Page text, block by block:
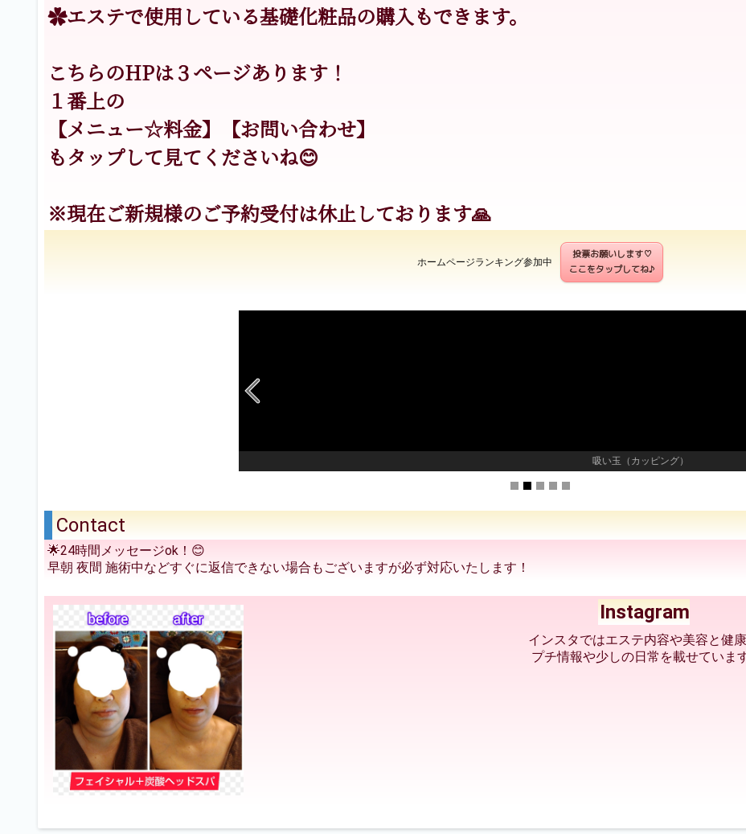
✿エステで使用している基礎化粧品の購入もできます。
こちらのHPは３ページあります！
１番上の
【メニュー☆料金】【お問い合わせ】
もタップして見てくださいね😊
※現在ご新規様のご予約受付は休止しております🙏
ホームページランキング参加中
投票お願いします♡
ここをタップしてね♪
Contact
🌟24時間メッセージok！😊
早朝 夜間 施術中などすぐに返信できない場合もございますが必ず対応いたします！
Instagram
インスタではエステ内容や美容と健
プチ情報や少しの日常を載せていま